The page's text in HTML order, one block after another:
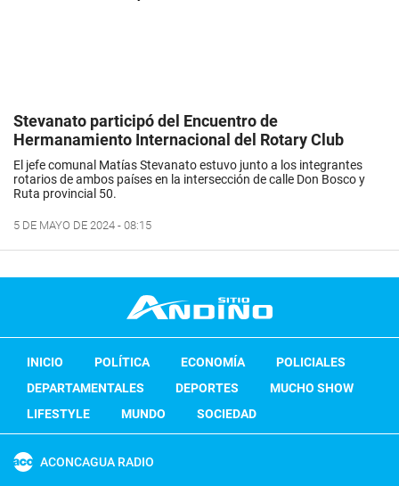
Stevanato participó del Encuentro de
Hermanamiento Internacional del Rotary Club
El jefe comunal Matías Stevanato estuvo junto a los integrantes
rotarios de ambos países en la intersección de calle Don Bosco y
Ruta provincial 50.
5 DE MAYO DE 2024 - 08:15
INICIO POLÍTICA ECONOMÍA
POLICIALES
DEPARTAMENTALES
DEPORTES
MUCHO SHOW
LIFESTYLE
MUNDO SOCIEDAD
ACONCAGUA RADIO